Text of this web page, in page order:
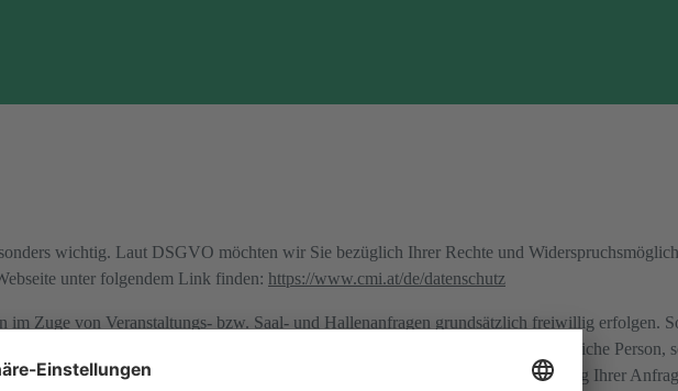
wichtig. Laut DSGVO möchten wir Sie bezüglich Ihrer Rechte und
unter folgendem Link finden: https://www.cmi.at/de/datenschutz
im Zuge von Veranstaltungs- bzw. Saal- und Hallenanfragen grundsätzlich freiwillig erfolgen.
im Falle von Einzelunternehmen) oder handelt es sich beim Mieter um eine natürliche Person,
Ihrer Anfrage und zur Abwicklung Ihrer Veranstaltung notwendig. Mit Übermittlung Ihrer